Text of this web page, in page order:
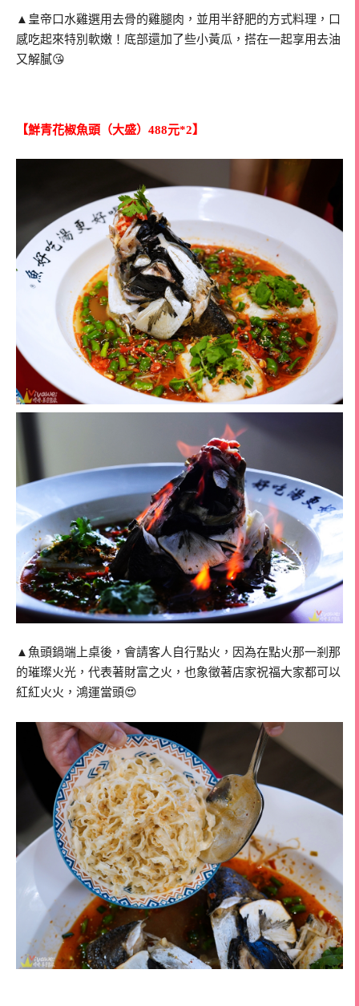
▲皇帝口水雞選用去骨的雞腿肉，並用半舒肥的方式料理，口
感吃起來特別軟嫩！底部還加了些小黃瓜，搭在一起享用去油
又解膩😘
【鮮青花椒魚頭（大盛）488元*2】
▲魚頭鍋端上桌後，會請客人自行點火，因為在點火那一剎那
的璀璨火光，代表著財富之火，也象徵著店家祝福大家都可以
紅紅火火，鴻運當頭😍